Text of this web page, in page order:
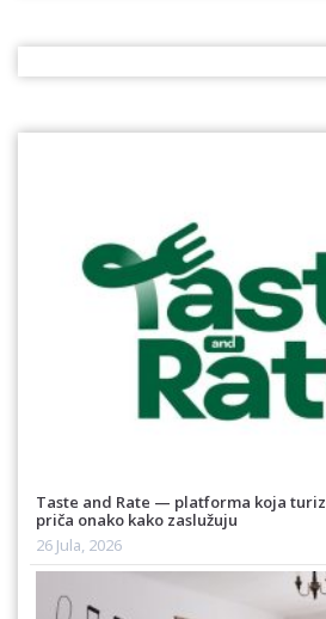
Taste and Rate — platforma koja
priča onako kako zaslužuju
26 Jula, 2026